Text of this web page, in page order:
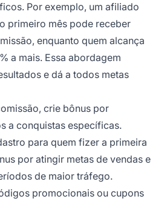
Por exemplo, um afiliado
primeiro mês pode receber
enquanto quem alcança
a mais. Essa abordagem
e dá a todos metas
crie bônus por
a conquistas específicas.
para quem fizer a primeira
por atingir metas de vendas e
de maior tráfego.
promocionais ou cupons